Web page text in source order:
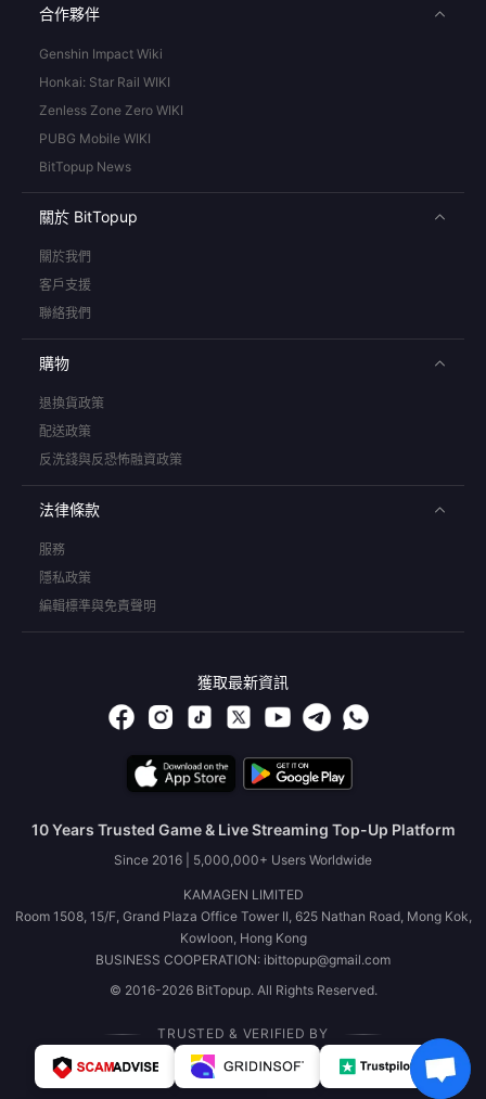
合作夥伴
Genshin Impact Wiki
Honkai: Star Rail WIKI
Zenless Zone Zero WIKI
PUBG Mobile WIKI
BitTopup News
關於 BitTopup
關於我們
客戶支援
聯絡我們
購物
退換貨政策
配送政策
反洗錢與反恐怖融資政策
法律條款
服務
隱私政策
編輯標準與免責聲明
獲取最新資訊
10 Years Trusted Game & Live Streaming Top-Up Platform
Since 2016 | 5,000,000+ Users Worldwide
KAMAGEN LIMITED
Room 1508, 15/F, Grand Plaza Office Tower II, 625 Nathan Road, Mong Kok,
Kowloon, Hong Kong
BUSINESS COOPERATION: ibittopup@gmail.com
© 2016-2026 BitTopup. All Rights Reserved.
TRUSTED & VERIFIED BY